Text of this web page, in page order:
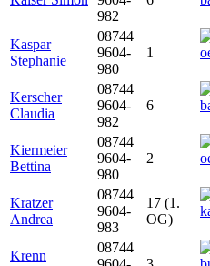
982
Kaspar
Stephanie
08744
9604-
980
1
Kerscher
Claudia
08744
9604-
982
6
Kiermeier
Bettina
08744
9604-
980
2
Kratzer
Andrea
08744
9604-
983
17 (1.
OG)
Krenn
08744